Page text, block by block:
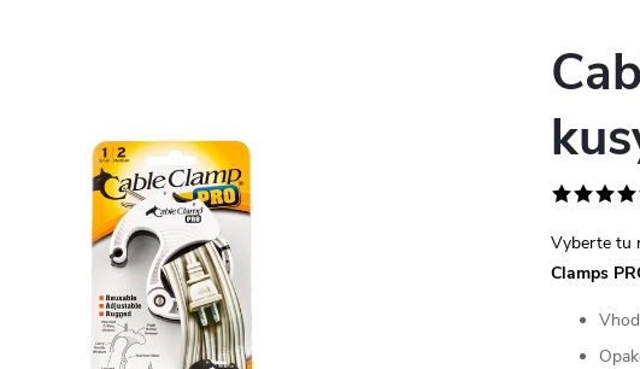
Vyberte tu
Clamps